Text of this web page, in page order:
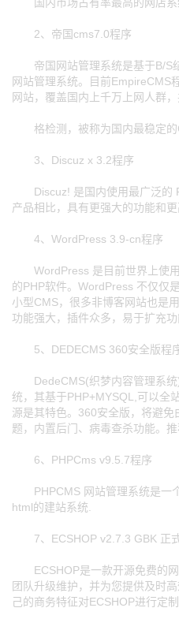
2、帝国cms7.0程序
帝国网站管理系统是基于B/S
网站管理系统。目前EmpireCMS
网站，覆盖国内上千万上网人群
格检测，被称为国内最稳定的
3、Discuz x 3.2程序
Discuz! 是国内使用最广泛的
产品相比，具有更强大的功能和更
4、WordPress 3.9-cn程序
WordPress 是目前世界上使用
的PHP软件。WordPress 不仅仅
小型CMS，很多非博客网站也是
功能强大，插件众多，易于扩充
5、DEDECMS 360安全版程
DedeCMS(织梦内容管理系统)
统，其基于PHP+MYSQL,可以全
源是其特色。360安全版，将避
题，内置后门、病毒查杀功能。
6、PHPCms v9.5.7程序
PHPCMS 网站管理系统是一
html的建站系统.
7、ECSHOP v2.7.3 GBK 正
ECSHOP是一款开源免费的网
团队升级维护，并为您提供及时
己的商务特征对ECSHOP进行定